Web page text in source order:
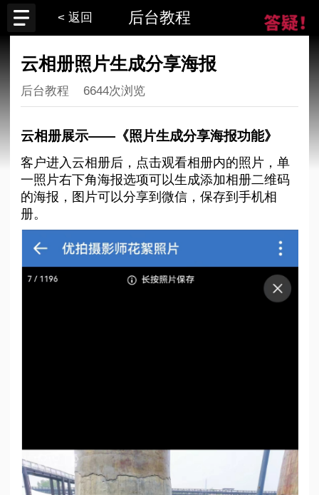
< 返回 后台教程
云相册照片生成分享海报
后台教程 6644次浏览
云相册展示——《照片生成分享海报功能》
客户进入云相册后，点击观看相册内的照片，单
一照片右下角海报选项可以生成添加相册二维码
的海报，图片可以分享到微信，保存到手机相
册。